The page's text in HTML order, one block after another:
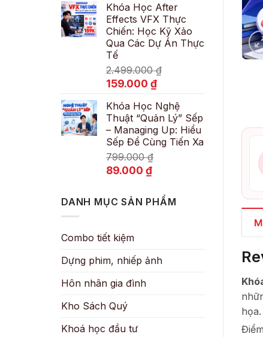
là:
600.000 ₫.
tại
là:
89.000 ₫.
Khóa Học After
Effects VFX Thực
Chiến: Học Kỹ Xảo
Qua Các Dự Án Thực
Tế
2.499.000₫
Giá
là:
2.499.000 ₫.
159.000 ₫Giá
tại
là:
159.000 ₫.
Khóa Học Nghệ
Thuật “Quản Lý” Sếp
– Managing Up: Hiểu
Sếp Để Cùng Tiến Xa
799.000₫
Giá
799.000 ₫.
89.000 ₫Giá
là:
DANH MỤC SẢN PHẨM
Combo tiết kiệm
Dựng phim, nhiếp ảnh
Hôn nhân gia đình
Kho Sách Quý
Khoá học đầu tư
họa.